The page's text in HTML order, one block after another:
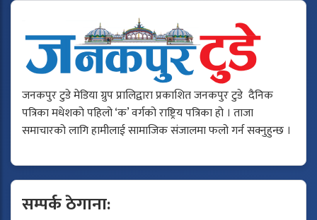
जनकपुर टुडे मेडिया ग्रुप प्रालिद्वारा प्रकाशित जनकपुर टुडे दैनिक
पत्रिका मधेशको पहिलो ‘क’ वर्गको राष्ट्रिय पत्रिका हो । ताजा
समाचारको लागि हामीलाई सामाजिक संजालमा फलो गर्न सक्नुहुन्छ ।
सम्पर्क ठेगाना: